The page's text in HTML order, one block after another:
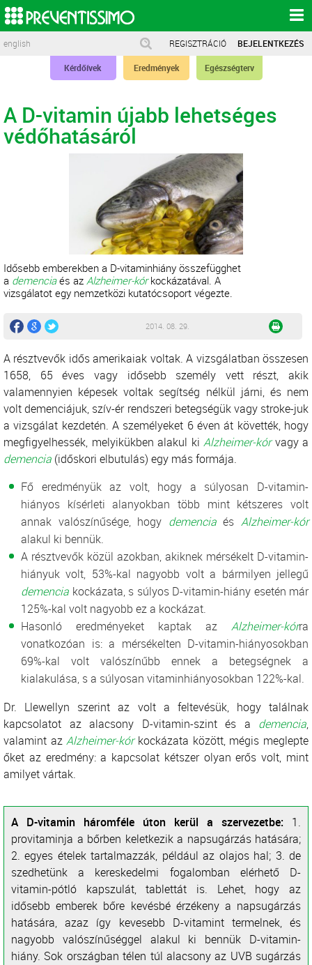
english REGISZTRÁCIÓ BEJELENTKEZÉS
Kérdőívek Eredmények Egészségterv
A D-vitamin újabb lehetséges
védőhatásáról
Idősebb emberekben a D-vitaminhiány összefügghet
a demenciaés az Alzheimer-kórkockázatával. A
vizsgálatot egy nemzetközi kutatócsoport végezte.
2014. 08. 29.
A résztvevők idős amerikaiak voltak. A vizsgálatban összesen
1658, 65 éves vagy idősebb személy vett részt, akik
valamennyien képesek voltak segítség nélkül járni, és nem
volt demenciájuk, szív-ér rendszeri betegségük vagy stroke-juk
a vizsgálat kezdetén. A személyeket 6 éven át követték, hogy
megfigyelhessék, melyikükben alakul ki Alzheimer-kórvagy a
demencia (időskori elbutulás) egy más formája.
Fő eredményük az volt, hogy a súlyosan D-vitamin-
hiányos kísérleti alanyokban több mint kétszeres volt
annak valószínűsége, hogy demenciaésAlzheimer-kór
alakul ki bennük.
A résztvevők közül azokban, akiknek mérsékelt D-vitamin-
hiányuk volt, 53%-kal nagyobb volt a bármilyen jellegű
demencia kockázata, s súlyos D-vitamin-hiány esetén már
125%-kal volt nagyobb ez a kockázat.
Hasonló eredményeket kaptak az Alzheimer-kórra
vonatkozóan is: a mérsékelten D-vitamin-hiányosokban
69%-kal volt valószínűbb ennek a betegségnek a
kialakulása, s a súlyosan vitaminhiányosokban 122%-kal.
Dr. Llewellyn szerint az volt a feltevésük, hogy találnak
kapcsolatot az alacsony D-vitamin-szint és a demencia,
valamint azAlzheimer-kórkockázata között, mégis meglepte
őket az eredmény: a kapcsolat kétszer olyan erős volt, mint
amilyet vártak.
A D-vitamin háromféle úton kerül a szervezetbe: 1.
provitaminja a bőrben keletkezik a napsugárzás hatására;
2. egyes ételek tartalmazzák, például az olajos hal; 3. de
szedhetünk a kereskedelmi fogalomban elérhető D-
vitamin-pótló kapszulát, tablettát is. Lehet, hogy az
idősebb emberek bőre kevésbé érzékeny a napsugárzás
hatására, azaz így kevesebb D-vitamint termelnek, és
nagyobb valószínűséggel alakul ki bennük D-vitamin-
hiány. Sok országban télen túl alacsony az UVB sugárzás